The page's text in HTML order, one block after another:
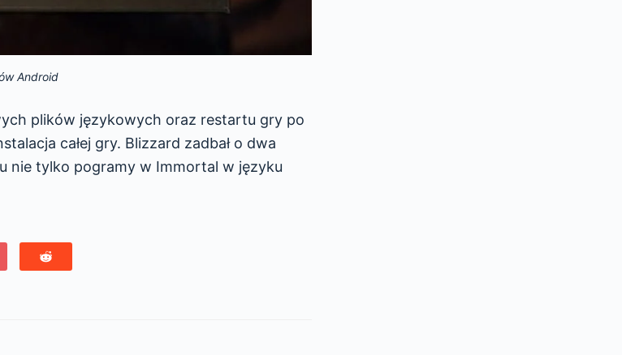
Android
plików językowych oraz restartu gry po
całej gry. Blizzard zadbał o dwa
nie tylko pogramy w Immortal w języku